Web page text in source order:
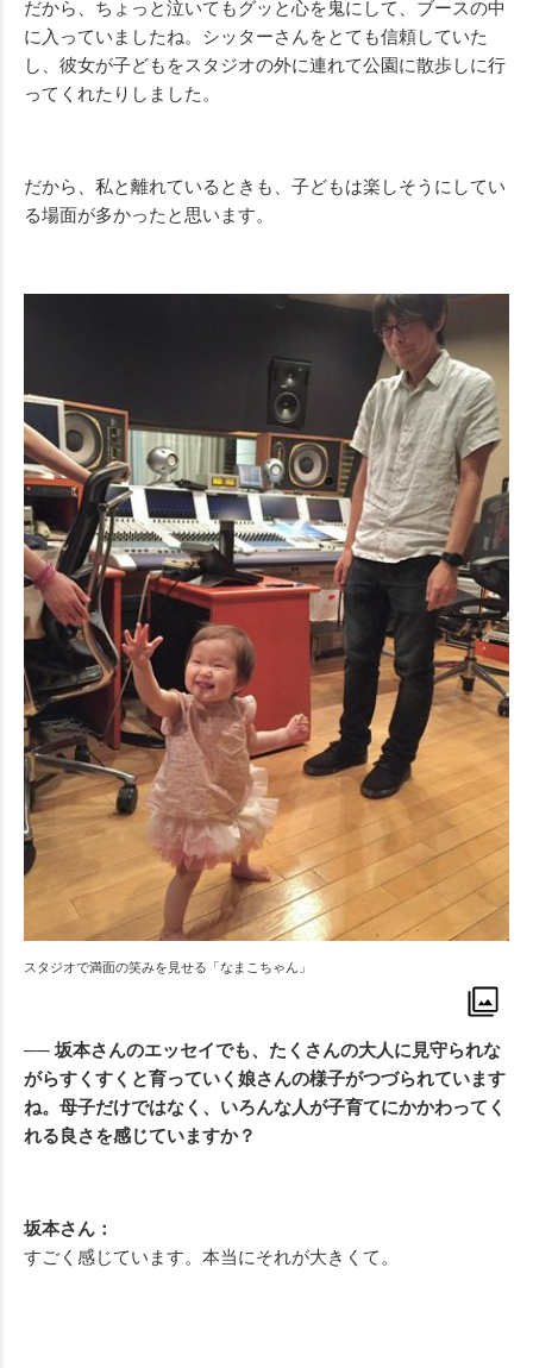
だから、ちょっと泣いてもグッと心を鬼にして、ブースの中
に入っていましたね。シッターさんをとても信頼していた
し、彼女が子どもをスタジオの外に連れて公園に散歩しに行
ってくれたりしました。
だから、私と離れているときも、子どもは楽しそうにしてい
る場面が多かったと思います。
スタジオで満面の笑みを見せる「なまこちゃん」
── 坂本さんのエッセイでも、たくさんの大人に見守られな
がらすくすくと育っていく娘さんの様子がつづられています
ね。母子だけではなく、いろんな人が子育てにかかわってく
れる良さを感じていますか？
坂本さん：
すごく感じています。本当にそれが大きくて。